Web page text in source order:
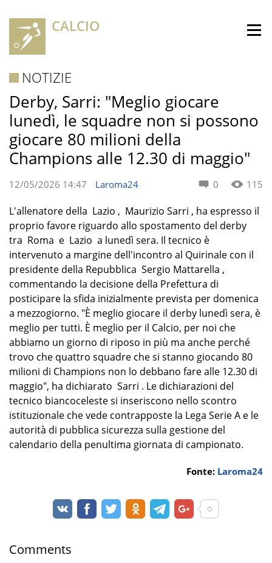
CALCIO
NOTIZIE
Derby, Sarri: "Meglio giocare
lunedì, le squadre non si possono
giocare 80 milioni della
Champions alle 12.30 di maggio"
0 115
12/05/2026 14:47 Laroma24
L'allenatore della Lazio , Maurizio Sarri , ha espresso il
proprio favore riguardo allo spostamento del derby
tra Roma e Lazio a lunedì sera. Il tecnico è
intervenuto a margine dell'incontro al Quirinale con il
presidente della Repubblica Sergio Mattarella ,
commentando la decisione della Prefettura di
posticipare la sfida inizialmente prevista per domenica
a mezzogiorno. "È meglio giocare il derby lunedì sera, è
meglio per tutti. È meglio per il Calcio, per noi che
abbiamo un giorno di riposo in più ma anche perché
trovo che quattro squadre che si stanno giocando 80
milioni di Champions non lo debbano fare alle 12.30 di
maggio", ha dichiarato Sarri . Le dichiarazioni del
tecnico biancoceleste si inseriscono nello scontro
istituzionale che vede contrapposte la Lega Serie A e le
autorità di pubblica sicurezza sulla gestione del
calendario della penultima giornata di campionato.
Fonte: Laroma24
Comments